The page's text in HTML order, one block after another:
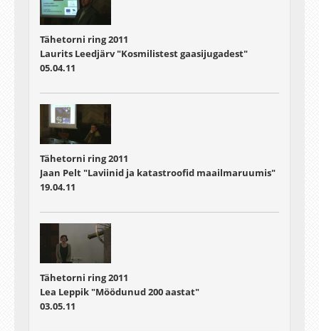
Tähetorni ring 2011
Laurits Leedjärv "Kosmilistest gaasijugadest"
05.04.11
Tähetorni ring 2011
Jaan Pelt "Laviinid ja katastroofid maailmaruumis"
19.04.11
Tähetorni ring 2011
Lea Leppik "Möödunud 200 aastat"
03.05.11